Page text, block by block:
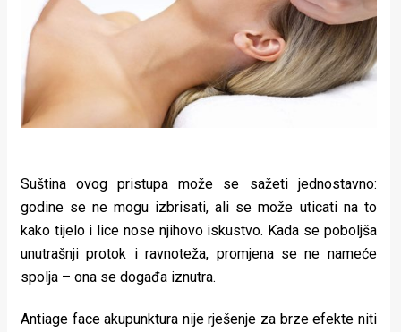
Suština ovog pristupa može se sažeti jednostavno:
godine se ne mogu izbrisati, ali se može uticati na to
kako tijelo i lice nose njihovo iskustvo. Kada se poboljša
unutrašnji protok i ravnoteža, promjena se ne nameće
spolja – ona se događa iznutra.
Antiage face akupunktura nije rješenje za brze efekte niti